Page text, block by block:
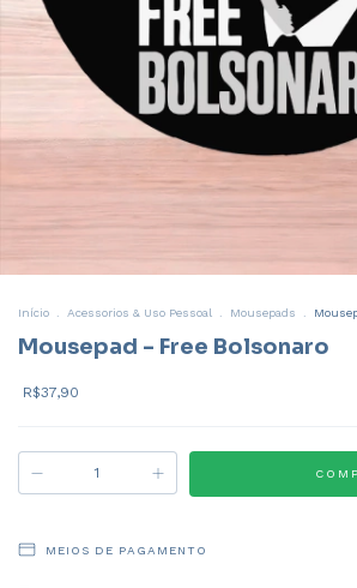
Início . Acessorios & Uso Pessoal . Mousepads .
Mousepad - Free Bolsonaro
R$37,90
MEIOS DE PAGAMENTO